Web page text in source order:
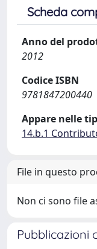
Scheda
Anno del
2012
Codice ISBN
9781847200440
Appare nelle
14.b.1
File in questo
Non ci sono file
Pubblicazioni